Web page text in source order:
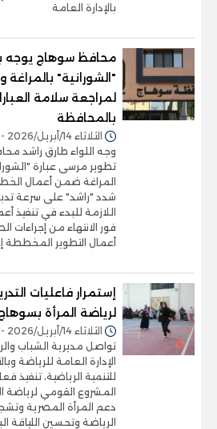
بالإدارة العامة
محافظ سوهاج يوجه
"الشورانية"
لمراجعة سلامة
بالمحافظة
الثلاثاء 14/أبريل/2026 - 11:05 م
وجه اللواء طارق راشد
تطوير مرسى عبارة
المراغة ضمن أعمال الخطة
شدد "راشد" على سرعة
اللازمة للبدء في تنفيذ
فور الانتهاء من إجراءات
أعمال التطوير المخططة
إستمرار فاعليات
لرياضة المرأة بسوهاج
الثلاثاء 14/أبريل/2026 - 04:24 م
تواصل مديرية الشباب
الإدارة العامة للرياضة
للتنمية الرياضية، تنفيذ
المشروع القومي لرياضة
دعم المرأة المصرية
الرياضة وتحسين اللياقة